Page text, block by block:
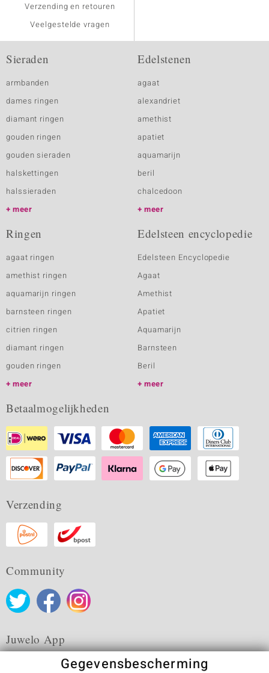
Verzending en retouren
Veelgestelde vragen
Sieraden
armbanden
dames ringen
diamant ringen
gouden ringen
gouden sieraden
halskettingen
halssieraden
meer
Edelstenen
agaat
alexandriet
amethist
apatiet
aquamarijn
beril
chalcedoon
meer
Ringen
agaat ringen
amethist ringen
aquamarijn ringen
barnsteen ringen
citrien ringen
diamant ringen
gouden ringen
meer
Edelsteen encyclopedie
Edelsteen Encyclopedie
Agaat
Amethist
Apatiet
Aquamarijn
Barnsteen
Beril
meer
Betaalmogelijkheden
Verzending
Community
Juwelo App
Gegevensbescherming